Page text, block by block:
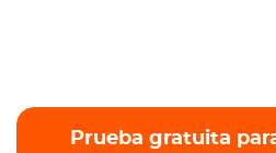
Prueba gratuita